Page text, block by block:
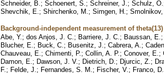
Schneider, B. ; Schoenert, S. ; Schreiner, J. ; Schulz, O.
Shevchik, E. ; Shirchenko, M. ; Simgen, H. ; Smolnikov,
Background-independent measurement of
Abe, Y. ; dos Anjos, J. C. ; Barriere, J. C. ; Baussan, E. ;
Blucher, E. ; Buck, C. ; Busenitz, J. ; Cabrera, A. ;
Chauveau, E. ; Chimenti, P. ; Collin, A. P. ; Conover, E. ;
Damon, E. ; Dawson, J. V. ; Dietrich, D. ; Djurcic, Z. ;
F. ; Felde, J. ; Fernandes, S. M. ; Fischer, V. ; Franco, D.